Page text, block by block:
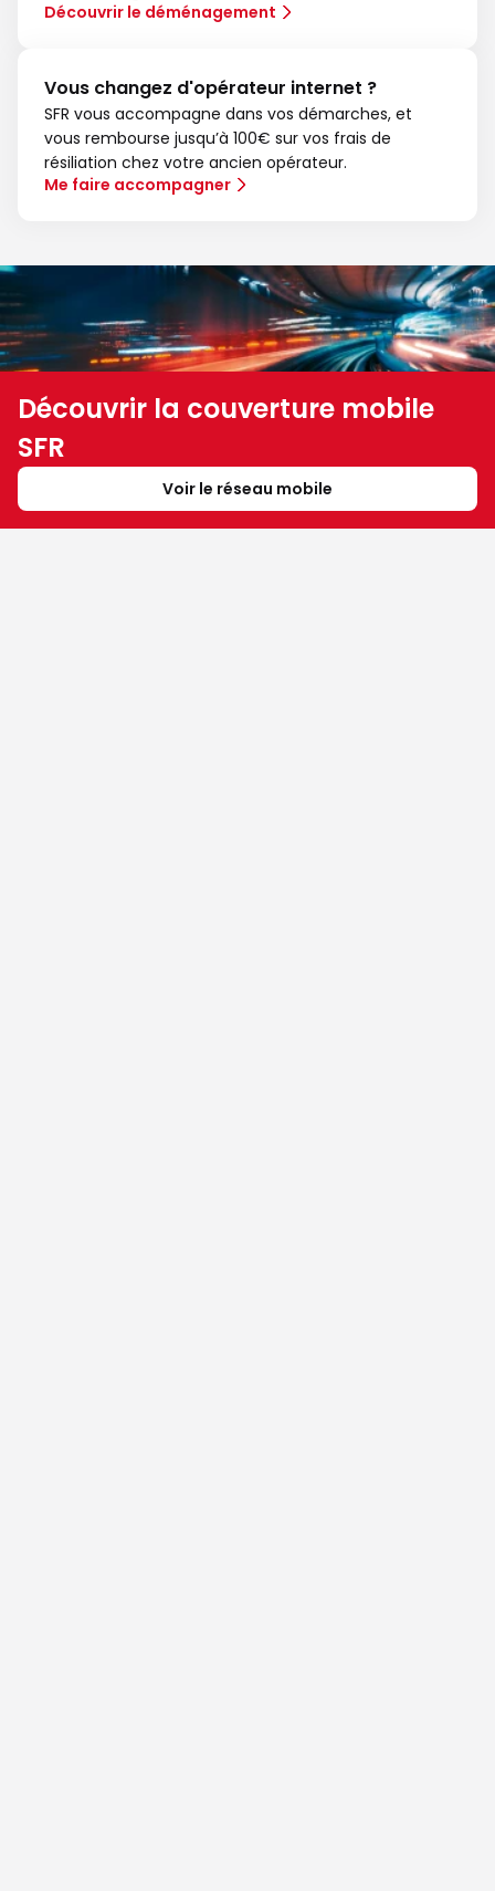
Découvrir le déménagement
Vous changez d'opérateur internet ?
SFR vous accompagne dans vos démarches, et
vous rembourse jusqu’à 100€ sur vos frais de
résiliation chez votre ancien opérateur.
Me faire accompagner
Découvrir la couverture mobile
SFR
Voir le réseau mobile